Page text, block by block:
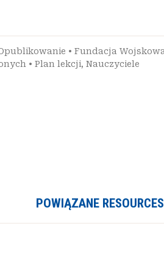
• Fundacja
• Plan lekcji, Nauczyciele
POWIĄZANE RESOURCES